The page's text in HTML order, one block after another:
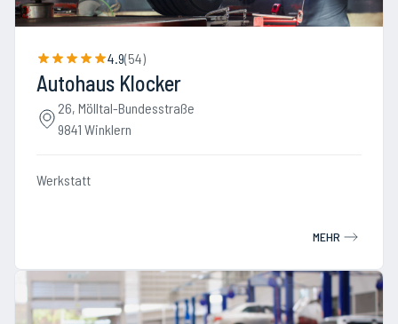
4.9(54)
Autohaus Klocker
26, Mölltal-Bundesstraße
9841 Winklern
Werkstatt
MEHR